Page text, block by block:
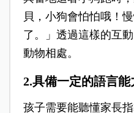
貝，小狗會怕怕哦！
了。」透過這樣的互
動物相處。
2.具備一定的語言能
孩子需要能聽懂家長